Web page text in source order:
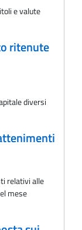
e valute
ritenute
diversi
relativi alle
mese